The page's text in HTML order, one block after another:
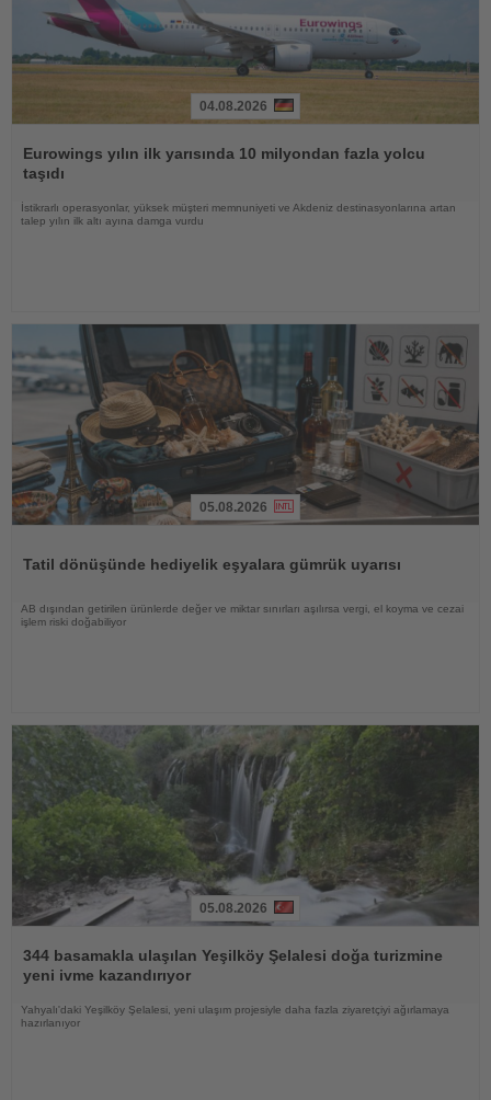
Oku
04.08.2026
Eurowings yılın ilk yarısında 10 milyondan fazla yolcu
taşıdı
İstikrarlı operasyonlar, yüksek müşteri memnuniyeti ve Akdeniz destinasyonlarına artan
talep yılın ilk altı ayına damga vurdu
05.08.2026
Tatil dönüşünde hediyelik eşyalara gümrük uyarısı
AB dışından getirilen ürünlerde değer ve miktar sınırları aşılırsa vergi, el koyma ve cezai
işlem riski doğabiliyor
Oku
05.08.2026
344 basamakla ulaşılan Yeşilköy Şelalesi doğa turizmine
yeni ivme kazandırıyor
Yahyalı'daki Yeşilköy Şelalesi, yeni ulaşım projesiyle daha fazla ziyaretçiyi ağırlamaya
hazırlanıyor